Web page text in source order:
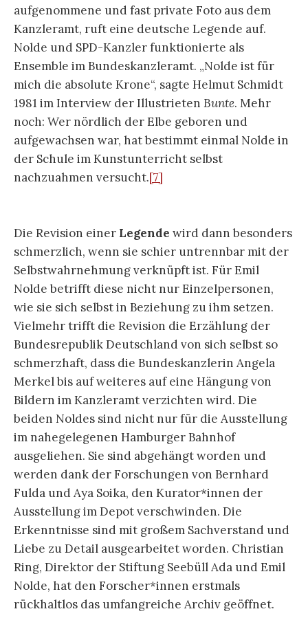
aufgenommene und fast private Foto aus dem
Kanzleramt, ruft eine deutsche Legende auf.
Nolde und SPD-Kanzler funktionierte als
Ensemble im Bundeskanzleramt. „Nolde ist für
mich die absolute Krone“, sagte Helmut Schmidt
1981 im Interview der Illustrieten Bunte. Mehr
noch: Wer nördlich der Elbe geboren und
aufgewachsen war, hat bestimmt einmal Nolde in
der Schule im Kunstunterricht selbst
nachzuahmen versucht.[7]
Die Revision einer Legende wird dann besonders
schmerzlich, wenn sie schier untrennbar mit der
Selbstwahrnehmung verknüpft ist. Für Emil
Nolde betrifft diese nicht nur Einzelpersonen,
wie sie sich selbst in Beziehung zu ihm setzen.
Vielmehr trifft die Revision die Erzählung der
Bundesrepublik Deutschland von sich selbst so
schmerzhaft, dass die Bundeskanzlerin Angela
Merkel bis auf weiteres auf eine Hängung von
Bildern im Kanzleramt verzichten wird. Die
beiden Noldes sind nicht nur für die Ausstellung
im nahegelegenen Hamburger Bahnhof
ausgeliehen. Sie sind abgehängt worden und
werden dank der Forschungen von Bernhard
Fulda und Aya Soika, den Kurator*innen der
Ausstellung im Depot verschwinden. Die
Erkenntnisse sind mit großem Sachverstand und
Liebe zu Detail ausgearbeitet worden. Christian
Ring, Direktor der Stiftung Seebüll Ada und Emil
Nolde, hat den Forscher*innen erstmals
rückhaltlos das umfangreiche Archiv geöffnet.